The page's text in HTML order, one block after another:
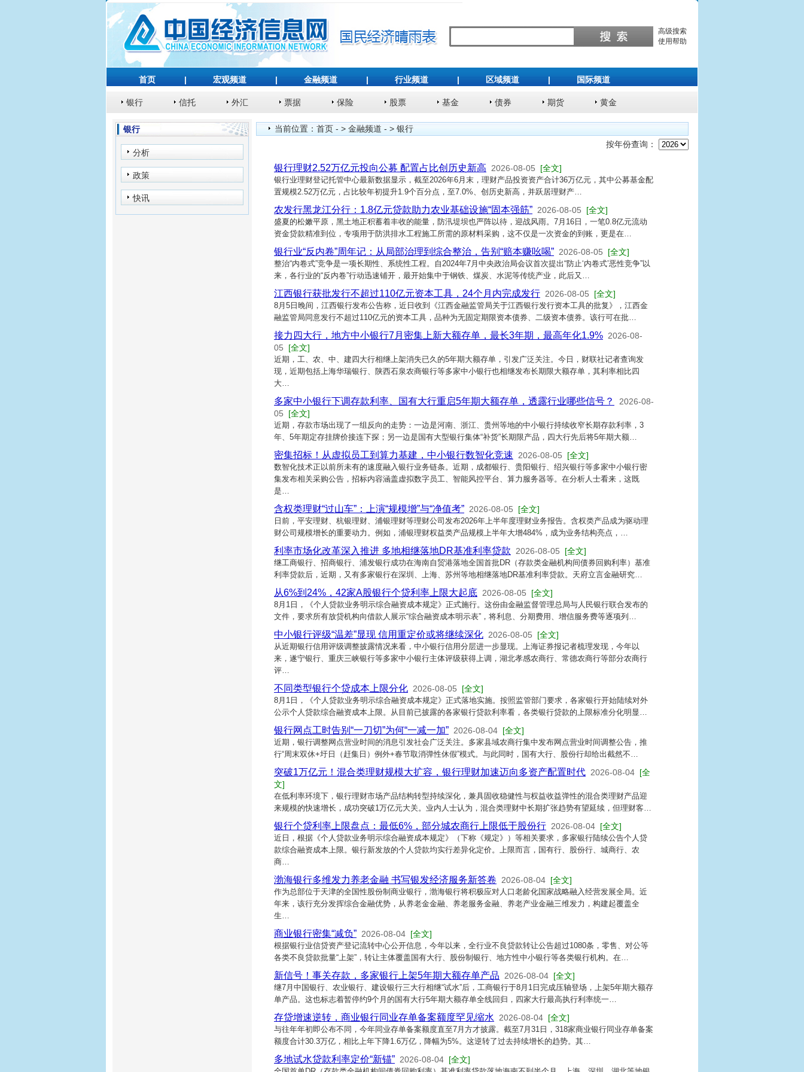
高级搜索
使用帮助
首页 | 宏观频道 | 金融频道 | 行业频道 | 区域频道 | 国际频道
银行 信托 外汇 票据 保险 股票 基金 债券 期货 黄金
银行
分析
政策
快讯
当前位置： 首页 - > 金融频道 - > 银行
按年份查询：
银行理财2.52万亿元投向公募 配置占比创历史新高 2026-08-05 [全文]
银行业理财登记托管中心最新数据显示，截至2026年6月末，理财产品投资资产合计36万亿元，其中公募基金配
置规模2.52万亿元，占比较年初提升1.9个百分点，至7.0%、创历史新高，并跃居理财产…
农发行黑龙江分行：1.8亿元贷款助力农业基础设施“固本强筋” 2026-08-05 [全文]
盛夏的松嫩平原，黑土地正积蓄着丰收的能量，防汛堤坝也严阵以待，迎战风雨。7月16日，一笔0.8亿元流动
资金贷款精准到位，专项用于防洪排水工程施工所需的原材料采购，这不仅是一次资金的到账，更是在…
银行业“反内卷”周年记：从局部治理到综合整治，告别“赔本赚吆喝” 2026-08-05 [全文]
整治“内卷式”竞争是一项长期性、系统性工程。自2024年7月中央政治局会议首次提出“防止‘内卷式’恶性竞争”以
来，各行业的“反内卷”行动迅速铺开，最开始集中于钢铁、煤炭、水泥等传统产业，此后又…
江西银行获批发行不超过110亿元资本工具，24个月内完成发行 2026-08-05 [全文]
8月5日晚间，江西银行发布公告称，近日收到《江西金融监管局关于江西银行发行资本工具的批复》，江西金
融监管局同意发行不超过110亿元的资本工具，品种为无固定期限资本债券、二级资本债券。该行可在批…
接力四大行，地方中小银行7月密集上新大额存单，最长3年期，最高年化1.9% 2026-08-
05
[全文]
近期，工、农、中、建四大行相继上架消失已久的5年期大额存单，引发广泛关注。今日，财联社记者查询发
现，近期包括上海华瑞银行、陕西石泉农商银行等多家中小银行也相继发布长期限大额存单，其利率相比四
大…
多家中小银行下调存款利率、国有大行重启5年期大额存单，透露行业哪些信号？
2026-08-
05
[全文]
近期，存款市场出现了一组反向的走势：一边是河南、浙江、贵州等地的中小银行持续收窄长期存款利率，3
年、5年期定存挂牌价接连下探；另一边是国有大型银行集体“补货”长期限产品，四大行先后将5年期大额…
密集招标！从虚拟员工到算力基建，中小银行数智化竞速 2026-08-05 [全文]
数智化技术正以前所未有的速度融入银行业务链条。近期，成都银行、贵阳银行、绍兴银行等多家中小银行密
集发布相关采购公告，招标内容涵盖虚拟数字员工、智能风控平台、算力服务器等。在分析人士看来，这既
是…
含权类理财“过山车”：上演“规模增”与“净值考” 2026-08-05 [全文]
日前，平安理财、杭银理财、浦银理财等理财公司发布2026年上半年度理财业务报告。含权类产品成为驱动理
财公司规模增长的重要动力。例如，浦银理财权益类产品规模上半年大增484%，成为业务结构亮点，…
利率市场化改革深入推进 多地相继落地DR基准利率贷款 2026-08-05 [全文]
继工商银行、招商银行、浦发银行成功在海南自贸港落地全国首批DR（存款类金融机构间债券回购利率）基准
利率贷款后，近期，又有多家银行在深圳、上海、苏州等地相继落地DR基准利率贷款。天府立言金融研究…
从6%到24%，42家A股银行个贷利率上限大起底 2026-08-05 [全文]
8月1日，《个人贷款业务明示综合融资成本规定》正式施行。这份由金融监督管理总局与人民银行联合发布的
文件，要求所有放贷机构向借款人展示“综合融资成本明示表”，将利息、分期费用、增信服务费等逐项列…
中小银行评级“温差”显现 信用重定价或将继续深化 2026-08-05 [全文]
从近期银行信用评级调整披露情况来看，中小银行信用分层进一步显现。上海证券报记者梳理发现，今年以
来，遂宁银行、重庆三峡银行等多家中小银行主体评级获得上调，湖北孝感农商行、常德农商行等部分农商行
评…
不同类型银行个贷成本上限分化 2026-08-05 [全文]
8月1日，《个人贷款业务明示综合融资成本规定》正式落地实施。按照监管部门要求，各家银行开始陆续对外
公示个人贷款综合融资成本上限。从目前已披露的各家银行贷款利率看，各类银行贷款的上限标准分化明显…
银行网点工时告别“一刀切”为何“一减一加” 2026-08-04 [全文]
近期，银行调整网点营业时间的消息引发社会广泛关注。多家县域农商行集中发布网点营业时间调整公告，推
行“周末双休+圩日（赶集日）例外+春节取消弹性休假”模式。与此同时，国有大行、股份行却给出截然不…
突破1万亿元！混合类理财规模大扩容，银行理财加速迈向多资产配置时代 2026-08-04 [全
文]
在低利率环境下，银行理财市场产品结构转型持续深化，兼具固收稳健性与权益收益弹性的混合类理财产品迎
来规模的快速增长，成功突破1万亿元大关。业内人士认为，混合类理财中长期扩张趋势有望延续，但理财客…
银行个贷利率上限盘点：最低6%，部分城农商行上限低于股份行 2026-08-04 [全文]
近日，根据《个人贷款业务明示综合融资成本规定》（下称《规定》）等相关要求，多家银行陆续公告个人贷
款综合融资成本上限。银行新发放的个人贷款均实行差异化定价。上限而言，国有行、股份行、城商行、农
商…
渤海银行多维发力养老金融 书写银发经济服务新答卷 2026-08-04 [全文]
作为总部位于天津的全国性股份制商业银行，渤海银行将积极应对人口老龄化国家战略融入经营发展全局。近
年来，该行充分发挥综合金融优势，从养老金金融、养老服务金融、养老产业金融三维发力，构建起覆盖全
生…
商业银行密集“减负” 2026-08-04 [全文]
根据银行业信贷资产登记流转中心公开信息，今年以来，全行业不良贷款转让公告超过1080条，零售、对公等
各类不良贷款批量“上架”，转让主体覆盖国有大行、股份制银行、地方性中小银行等各类银行机构。在…
新信号！事关存款，多家银行上架5年期大额存单产品 2026-08-04 [全文]
继7月中国银行、农业银行、建设银行三大行相继“试水”后，工商银行于8月1日完成压轴登场，上架5年期大额存
单产品。这也标志着暂停约9个月的国有大行5年期大额存单全线回归，四家大行最高执行利率统一…
存贷增速逆转，商业银行同业存单备案额度罕见缩水 2026-08-04 [全文]
与往年年初即公布不同，今年同业存单备案额度直至7月方才披露。截至7月31日，318家商业银行同业存单备案
额度合计30.3万亿，相比上年下降1.6万亿，降幅为5%。这逆转了过去持续增长的趋势。其…
多地试水贷款利率定价“新锚” 2026-08-04 [全文]